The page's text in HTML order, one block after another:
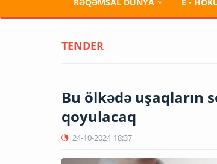
TENDER
Bu ölkədə uşaqların
qoyulacaq
24-10-2024 18:37